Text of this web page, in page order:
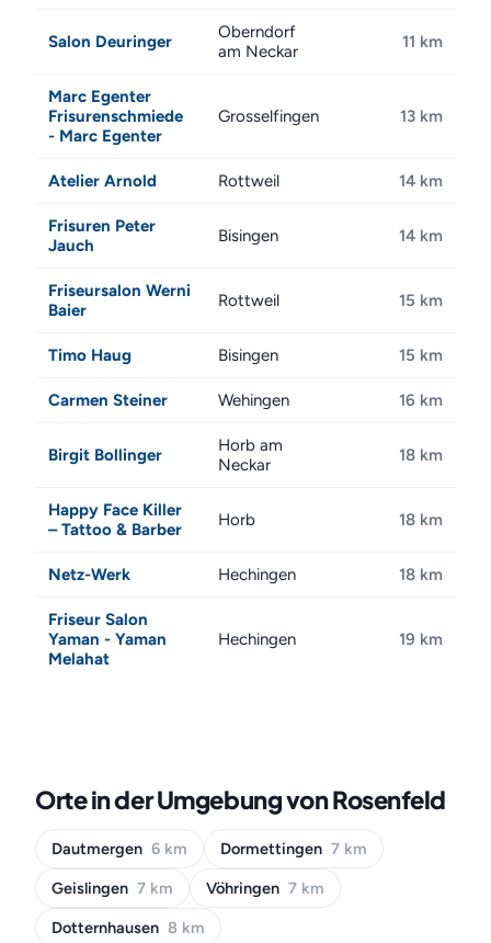
Salon Deuringer
Oberndorf
am Neckar
11 km
Marc Egenter
Frisurenschmiede
- Marc Egenter
Grosselfingen 13 km
Atelier Arnold Rottweil 14 km
Frisuren Peter
Jauch
Bisingen 14 km
Friseursalon Werni
Baier
Rottweil 15 km
Timo Haug Bisingen 15 km
Carmen Steiner Wehingen 16 km
Birgit Bollinger
Horb am
Neckar
18 km
Happy Face Killer
– Tattoo & Barber
Horb 18 km
Netz-Werk Hechingen 18 km
Friseur Salon
Yaman - Yaman
Melahat
Hechingen 19 km
Orte in der Umgebung von Rosenfeld
Dautmergen 6 km Dormettingen 7 km
Geislingen 7 km Vöhringen 7 km
Dotternhausen 8 km